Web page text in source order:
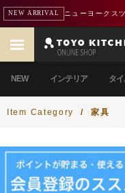
NEW ARRIVAL ニューヨークス
NEW インテリア タ
Item Category / 家具